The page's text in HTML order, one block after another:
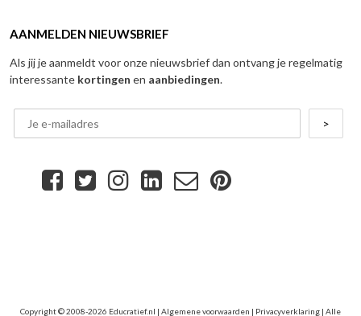
AANMELDEN NIEUWSBRIEF
Als jij je aanmeldt voor onze nieuwsbrief dan ontvang je regelmatig
interessante kortingen en aanbiedingen.
Copyright © 2008-2026 Educratief.nl | Algemene voorwaarden | Privacyverklaring | Alle